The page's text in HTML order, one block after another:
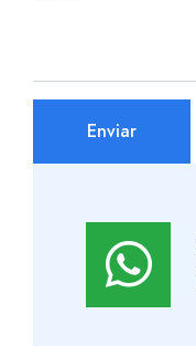
Enviar